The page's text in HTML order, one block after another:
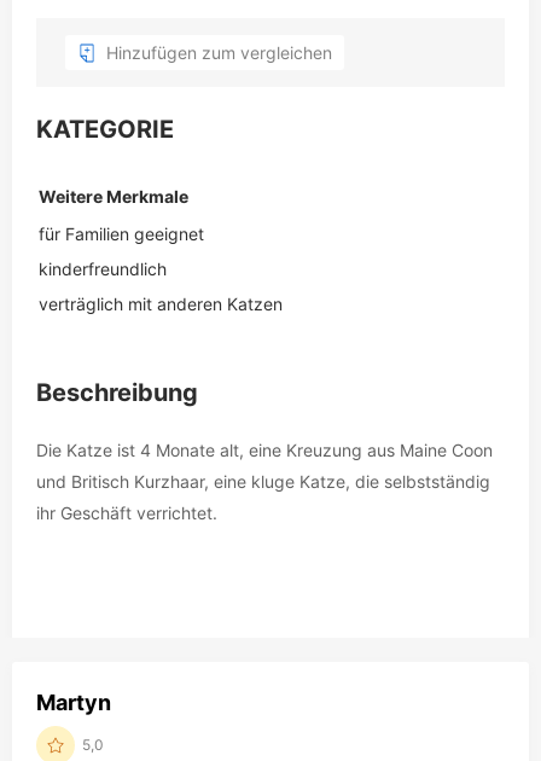
Hinzufügen zum vergleichen
KATEGORIE
Weitere Merkmale
für Familien geeignet
kinderfreundlich
verträglich mit anderen Katzen
Beschreibung
Die Katze ist 4 Monate alt, eine Kreuzung aus Maine Coon
und Britisch Kurzhaar, eine kluge Katze, die selbstständig
ihr Geschäft verrichtet.
Martyn
5,0